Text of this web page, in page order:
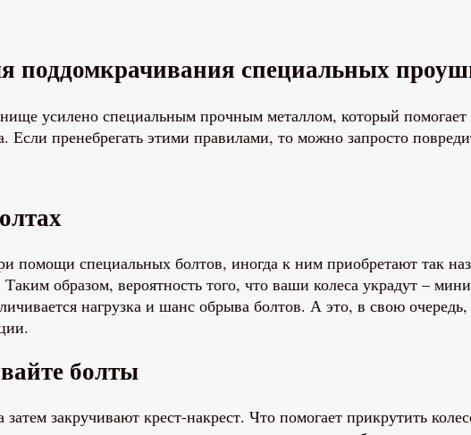
поддомкрачивания специальных
усилено специальным прочным металлом, который
Если пренебрегать этими правилами, то можно запросто
помощи специальных болтов, иногда к ним приобретают так
образом, вероятность того, что ваши колеса украдут –
нагрузка и шанс обрыва болтов. А это, в свою
болты
закручивают крест-накрест. Что помогает прикрутить